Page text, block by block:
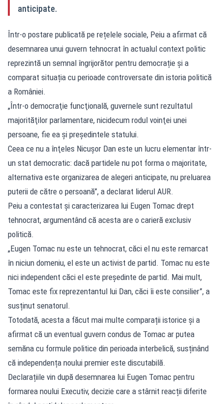
anticipate.
Într-o postare publicată pe rețelele sociale, Peiu a afirmat că
desemnarea unui guvern tehnocrat în actualul context politic
reprezintă un semnal îngrijorător pentru democrație și a
comparat situația cu perioade controversate din istoria politică
a României.
„Într-o democraţie funcţională, guvernele sunt rezultatul
majorităţilor parlamentare, nicidecum rodul voinţei unei
persoane, fie ea şi preşedintele statului.
Ceea ce nu a înţeles Nicuşor Dan este un lucru elementar într-
un stat democratic: dacă partidele nu pot forma o majoritate,
alternativa este organizarea de alegeri anticipate, nu preluarea
puterii de către o persoană”, a declarat liderul AUR.
Peiu a contestat și caracterizarea lui Eugen Tomac drept
tehnocrat, argumentând că acesta are o carieră exclusiv
politică.
„Eugen Tomac nu este un tehnocrat, căci el nu este remarcat
în niciun domeniu, el este un activist de partid. Tomac nu este
nici independent căci el este preşedinte de partid. Mai mult,
Tomac este fix reprezentantul lui Dan, căci îi este consilier”, a
susținut senatorul.
Totodată, acesta a făcut mai multe comparații istorice și a
afirmat că un eventual guvern condus de Tomac ar putea
semăna cu formule politice din perioada interbelică, susținând
că independența noului premier este discutabilă.
Declarațiile vin după desemnarea lui Eugen Tomac pentru
formarea noului Executiv, decizie care a stârnit reacții diferite